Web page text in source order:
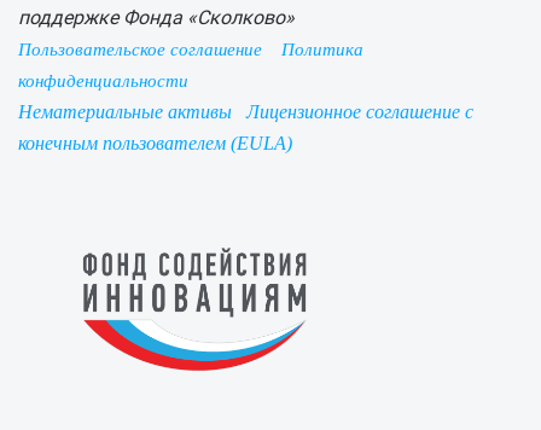
поддержке Фонда «Сколково»
Пользовательское соглашение
Политика
конфиденциальности
Нематериальные активы
Лицензионное соглашение с
конечным пользователем (EULA)